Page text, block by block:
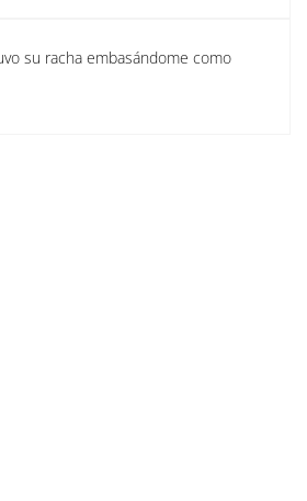
su racha embasándome como